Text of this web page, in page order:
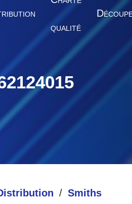
QUALITÉ
D
Smiths